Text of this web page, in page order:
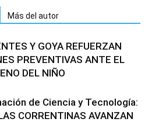
Más del autor
Y GOYA REFUERZAN
PREVENTIVAS ANTE EL
DEL NIÑO
de Ciencia y Tecnología:
CORRENTINAS AVANZAN